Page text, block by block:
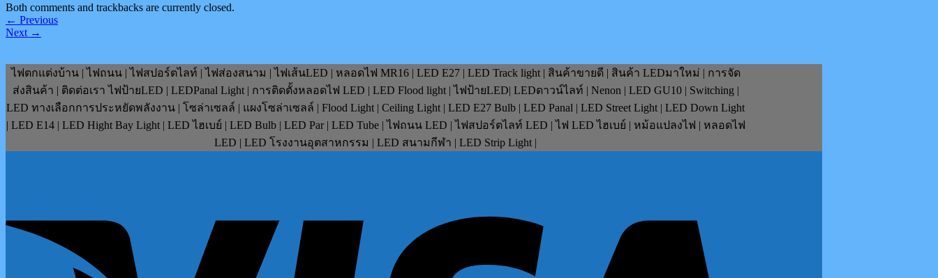
Both comments and trackbacks are currently closed.
← Previous
Next →
ไฟตกแต่งบ้าน | ไฟถนน | ไฟสปอร์ตไลท์ | ไฟส่องสนาม | ไฟเส้นLED | หลอดไฟ MR16 | LED E27 | LED Track light | สินค้าขายดี | สินค้า LEDมาใหม่ | การจัด
ส่งสินค้า | ติดต่อเรา ไฟป้ายLED | LEDPanal Light | การติดตั้งหลอดไฟ LED | LED Flood light | ไฟป้ายLED| LEDดาวน์ไลท์ | Nenon | LED GU10 | Switching |
LED ทางเลือกการประหยัดพลังงาน | โซล่าเซลล์ | แผงโซล่าเซลล์ | Flood Light | Ceiling Light | LED E27 Bulb | LED Panal | LED Street Light | LED Down Light
| LED E14 | LED Hight Bay Light | LED ไฮเบย์ | LED Bulb | LED Par | LED Tube | ไฟถนน LED | ไฟสปอร์ตไลท์ LED | ไฟ LED ไฮเบย์ | หม้อแปลงไฟ | หลอดไฟ
LED | LED โรงงานอุตสาหกรรม | LED สนามกีฬา | LED Strip Light |